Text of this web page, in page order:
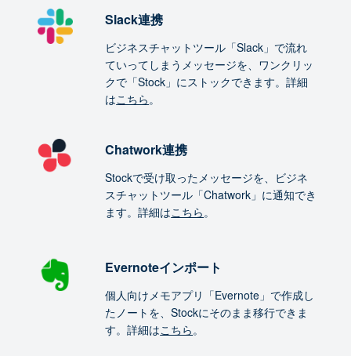
Slack連携
ビジネスチャットツール「Slack」で流れ
ていってしまうメッセージを、ワンクリッ
クで「Stock」にストックできます。詳細
はこちら。
Chatwork連携
Stockで受け取ったメッセージを、ビジネ
スチャットツール「Chatwork」に通知でき
ます。詳細はこちら。
Evernoteインポート
個人向けメモアプリ「Evernote」で作成し
たノートを、Stockにそのまま移行できま
す。詳細はこちら。